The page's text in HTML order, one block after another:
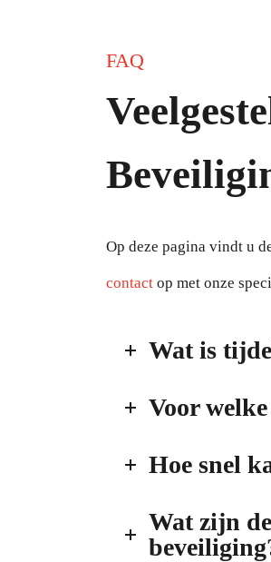
FAQ
Op deze pagina vindt u
contact op met onze
Wat is
Voor
Hoe snel
Wat zijn